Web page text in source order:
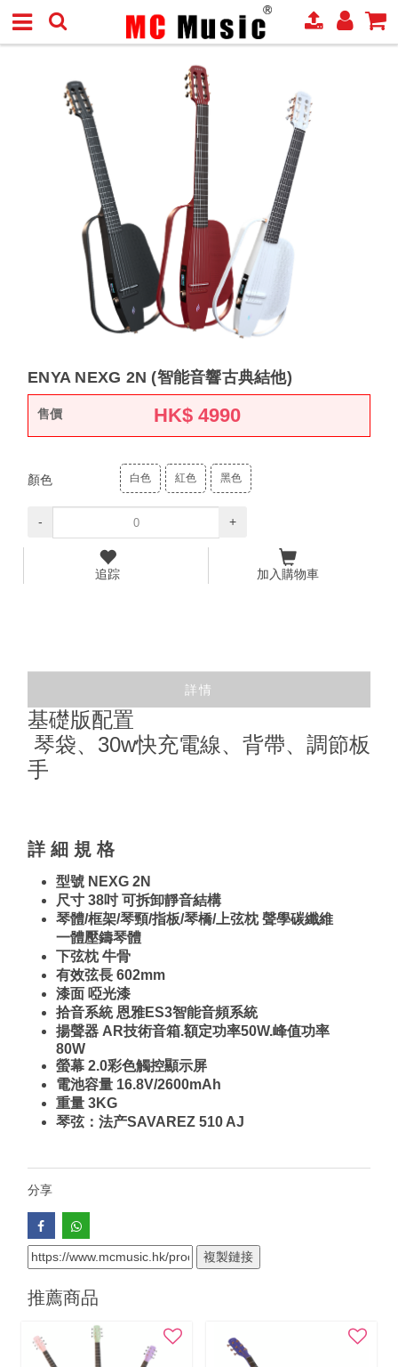
ENYA NEXG 2N (智能音響古典結他)
售價 HK$4990
顏色 白色 紅色 黑色
- +
追踪 加入購物車
詳情
基礎版配置
琴袋、30w快充電線、背帶、調節板
手
詳 細 規 格
型號 NEXG 2N
尺寸 38吋 可拆卸靜音結構
琴體/框架/琴頸/指板/琴橋/上弦枕 聲學碳纖維
一體壓鑄琴體
下弦枕 牛骨
有效弦長 602mm
漆面 啞光漆
拾音系統 恩雅ES3智能音頻系統
揚聲器 AR技術音箱.額定功率50W.峰值功率
80W
螢幕 2.0彩色觸控顯示屏
電池容量 16.8V/2600mAh
重量 3KG
琴弦：法产SAVAREZ 510 AJ
分享
複製鏈接
推薦商品